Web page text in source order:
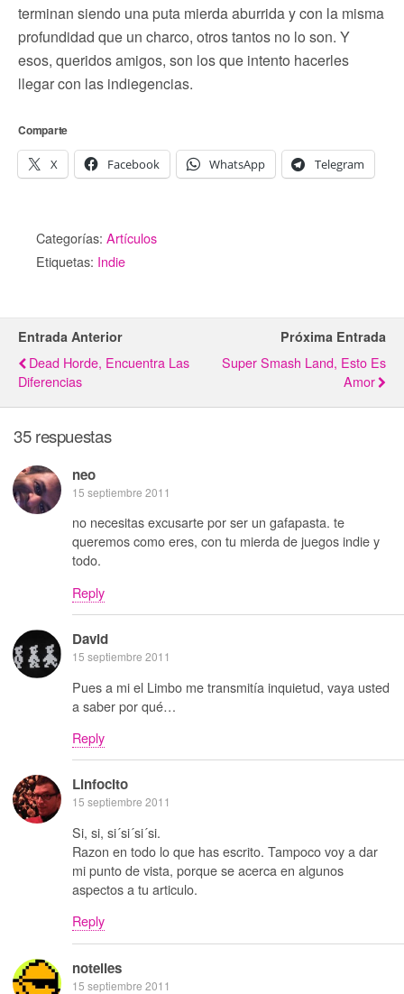
terminan siendo una puta mierda aburrida y con la misma
profundidad que un charco, otros tantos no lo son. Y
esos, queridos amigos, son los que intento hacerles
llegar con las indiegencias.
Comparte
X Facebook WhatsApp Telegram
Categorías: Artículos
Etiquetas: Indie
Entrada Anterior
Dead Horde, Encuentra Las
Diferencias
Próxima Entrada
Super Smash Land, Esto Es
Amor
35 respuestas
neo
15 septiembre 2011
no necesitas excusarte por ser un gafapasta. te
queremos como eres, con tu mierda de juegos indie y
todo.
Reply
David
15 septiembre 2011
Pues a mi el Limbo me transmitía inquietud, vaya usted
a saber por qué…
Reply
Linfocito
15 septiembre 2011
Si, si, si´si´si´si.
Razon en todo lo que has escrito. Tampoco voy a dar
mi punto de vista, porque se acerca en algunos
aspectos a tu articulo.
Reply
notelies
15 septiembre 2011